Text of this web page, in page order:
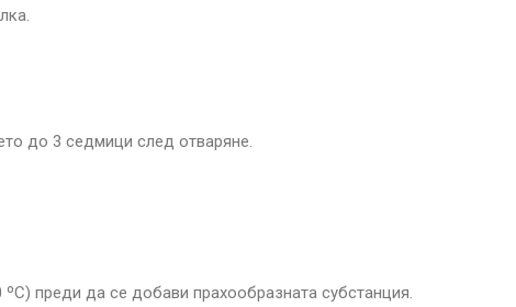
до 3 седмици след отваряне.
преди да се добави прахообразната субстанция.